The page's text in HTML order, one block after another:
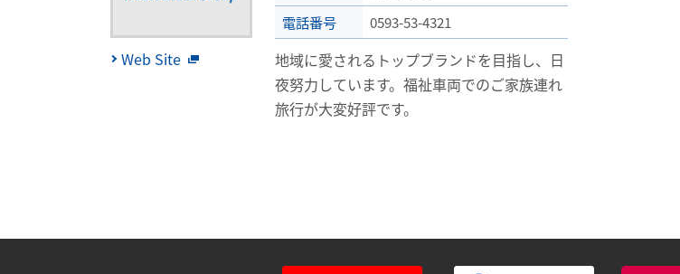
Web Site
電話番号
0593-53-4321
地域に愛されるトップブランドを目指し、日
夜努力しています。福祉車両でのご家族連れ
旅行が大変好評です。